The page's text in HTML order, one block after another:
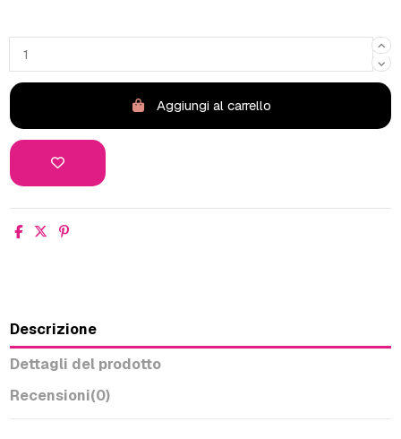
Aggiungi al carrello
Descrizione
Dettagli del prodotto
Recensioni(0)